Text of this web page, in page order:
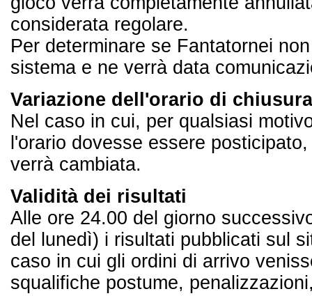
considerata regolare.
Per determinare se Fantatornei
sistema e ne verrà data
Variazione dell'orario di
Nel caso in cui, per qualsiasi
l'orario dovesse essere
verrà cambiata.
Validità dei risultati
Alle ore 24.00 del giorno
del lunedì) i risultati pubblicati sul
caso in cui gli ordini di arrivo
squalifiche postume,